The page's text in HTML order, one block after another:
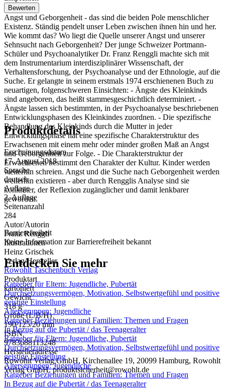
Bewerten
Angst und Geborgenheit - das sind die beiden Pole menschlicher
Existenz. Ständig pendelt unser Leben zwischen ihnen hin und her.
Wie kommt das? Wo liegt die Quelle unserer Angst und unserer
Sehnsucht nach Geborgenheit? Der junge Schweizer Portmann-
Schüler und Psychoanalytiker Dr. Franz Renggli machte sich mit
dem Instrumentarium interdisziplinärer Wissenschaft, der
Verhaltensforschung, der Psychoanalyse und der Ethnologie, auf die
Suche. Er gelangte in seinem erstmals 1974 erschienenen Buch zu
neuartigen, folgenschweren Einsichten: - Ängste des Kleinkinds
sind angeboren, das heißt stammesgeschichtlich determiniert. -
Ängste lassen sich bestimmten, in der Psychoanalyse beschriebenen
Entwicklungsphasen des Kleinkindes zuordnen. - Die spezifische
Behandlung des Kleinkinds durch die Mutter in jeder
Entwicklungsphase hat eine spezifische Charakterstruktur des
Erwachsenen mit einem mehr oder minder großen Maß an Angst
und Geborgenheit zur Folge. - Die Charakterstruktur der
Erwachsenen bestimmt den Charakter der Kultur. Kinder werden
weiterhin schreien. Angst und die Suche nach Geborgenheit werden
weiterhin existieren - aber durch Rengglis Analyse sind sie
konkreter, der Reflexion zugänglicher und damit lenkbarer
geworden.
Produktdetails
Erscheinungsdatum
17. August 2018
Sprache
deutsch
Auflage
2. Auflage
Seitenanzahl
284
Autor/Autorin
Franz Renggli
Illustrationen
Heinz Grischek
Verlag/Hersteller
Rowohlt Taschenbuch Verlag
Produktart
kartoniert
Gewicht
318 g
Größe (L/B/H)
190/125/20 mm
ISBN
9783688113248
Herstelleradresse
Rowohlt Verlag GmbH, Kirchenallee 19, 20099 Hamburg, Rowohlt
Verlag GmbH, produktsicherheit@rowohlt.de
Barrierefreiheit
Keine Information zur Barrierefreiheit bekannt
Entdecken Sie mehr
Ratgeber für Eltern: Jugendliche, Pubertät
Durchsetzungsvermögen, Motivation, Selbstwertgefühl und positive
geistige Einstellung
Altersgruppen: Jugendliche
Ratgeber Beziehungen und Familien: Themen und Fragen
In Bezug auf die Pubertät / das Teenageralter
Ratgeber für Eltern: Jugendliche, Pubertät
Durchsetzungsvermögen, Motivation, Selbstwertgefühl und positive
geistige Einstellung
Altersgruppen: Jugendliche
Ratgeber Beziehungen und Familien: Themen und Fragen
In Bezug auf die Pubertät / das Teenageralter